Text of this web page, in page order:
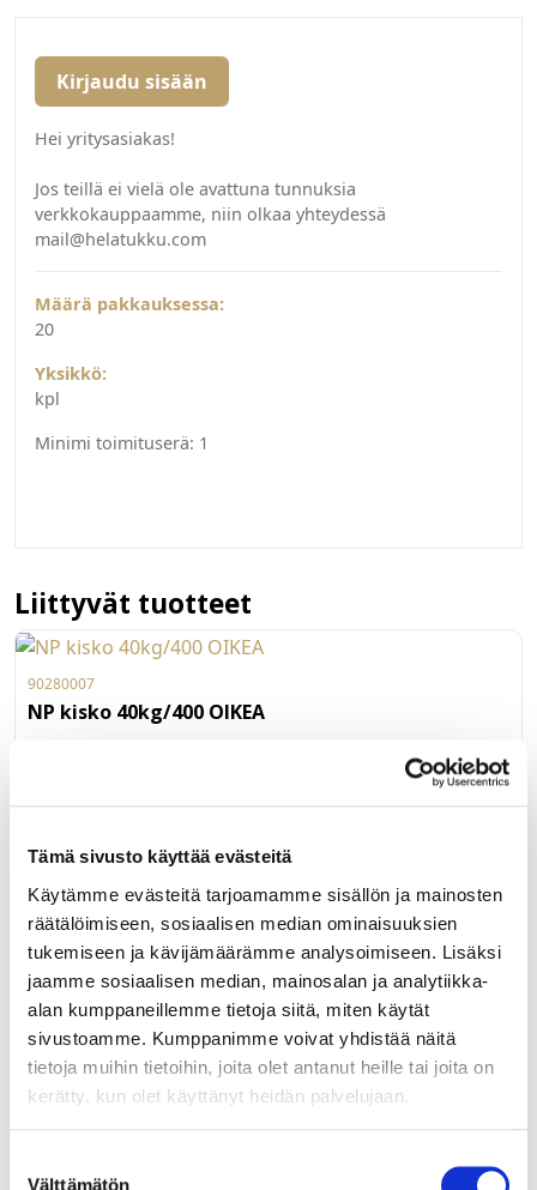
Tämä sivusto käyttää evästeitä
Käytämme evästeitä tarjoamamme sisällön ja mainosten
räätälöimiseen, sosiaalisen median ominaisuuksien
tukemiseen ja kävijämäärämme analysoimiseen. Lisäksi
jaamme sosiaalisen median, mainosalan ja analytiikka-
alan kumppaneillemme tietoja siitä, miten käytät
sivustoamme. Kumppanimme voivat yhdistää näitä
tietoja muihin tietoihin, joita olet antanut heille tai joita on
kerätty, kun olet käyttänyt heidän palvelujaan.
Välttämätön
Kirjaudu sisään
Hei yritysasiakas!
Jos teillä ei vielä ole avattuna tunnuksia
verkkokauppaamme, niin olkaa yhteydessä
mail@helatukku.com
Määrä pakkauksessa:
20
Yksikkö:
kpl
Minimi toimituserä: 1
Liittyvät tuotteet
90280007
NP kisko 40kg/400 OIKEA
Grass Nova Pro -laatikon oikea liukukisko 400 mm.
Kantavuus 40kg. Nova Pro -laatikoissa on täysin ulostulevat
käyttömukavuutta myös vetimettömissä laatikoissa.
NP Scala ja One etusarjakiinnike H90/186 mm
laajeneva käpytappi
Grass Nova Pro (Scala ja One) -laatikon etusarjakiinnitin
laajenevalla käpytapilla 90 ja 186 mm korkealle laatikolle.